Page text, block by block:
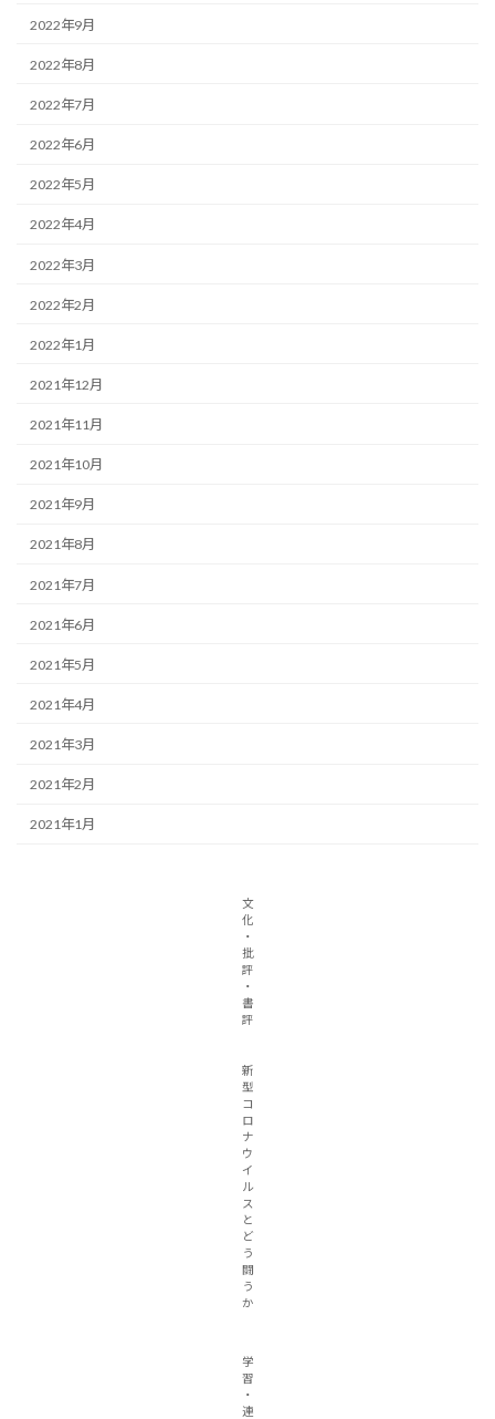
2022年9月
2022年8月
2022年7月
2022年6月
2022年5月
2022年4月
2022年3月
2022年2月
2022年1月
2021年12月
2021年11月
2021年10月
2021年9月
2021年8月
2021年7月
2021年6月
2021年5月
2021年4月
2021年3月
2021年2月
2021年1月
文
化
・
批
評
・
書
評
新
型
コ
ロ
ナ
ウ
イ
ル
ス
と
ど
う
闘
う
か
学
習
・
連